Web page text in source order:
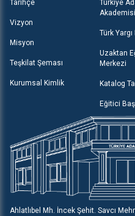
Tarihçe
Vizyon
Misyon
Teşkilat Şeması
Kurumsal Kimlik
Türkiye
Türk
Uzaktan
Merkezi
Katalog
Eğitici
Ahlatlıbel Mh. İncek Şehit. Savcı